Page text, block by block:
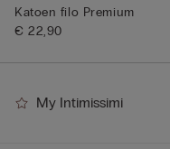
Katoen filo Premium
€ 22,90
My Intimissimi